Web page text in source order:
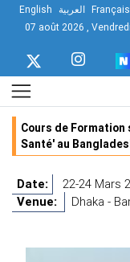
English العربية Français
07 août 2026 , Vendredi
Cours de
Santé' au
Date:
22-24 Mars
Venue:
Dhaka -